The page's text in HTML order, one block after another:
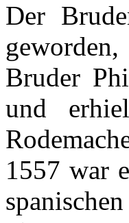
Der
geworden,
Bruder
und
1557 war
spanischen